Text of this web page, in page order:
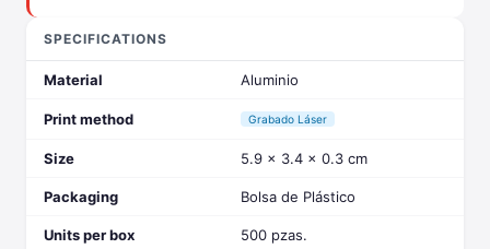
SPECIFICATIONS
Material Aluminio
Print method Grabado Láser
Size 5.9 x 3.4 x 0.3 cm
Packaging Bolsa de Plástico
Units per box 500 pzas.